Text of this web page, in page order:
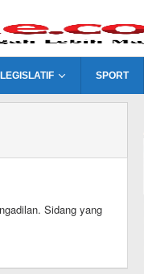
LEGISLATIF SPORT
Sidang yang